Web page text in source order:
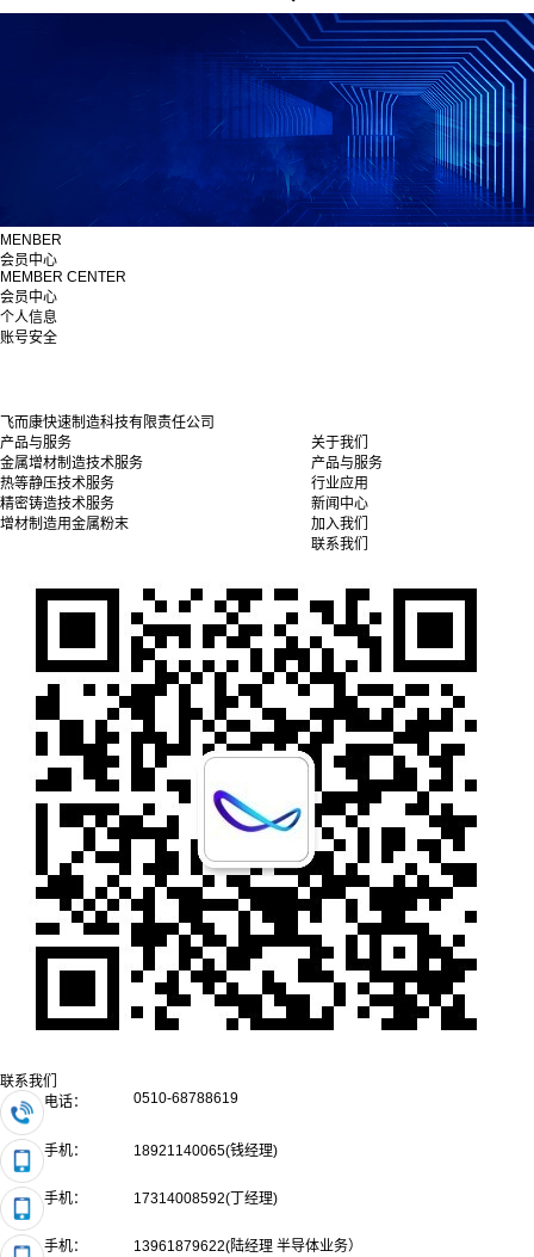
MENBER
会员中心
MEMBER CENTER
会员中心
个人信息
账号安全
飞而康快速制造科技有限责任公司
产品与服务
金属增材制造技术服务
热等静压技术服务
精密铸造技术服务
增材制造用金属粉末
关于我们
产品与服务
行业应用
新闻中心
加入我们
联系我们
联系我们
电话：
0510-68788619
手机： 18921140065(钱经理)
手机： 17314008592(丁经理)
手机： 13961879622(陆经理 半导体业务）